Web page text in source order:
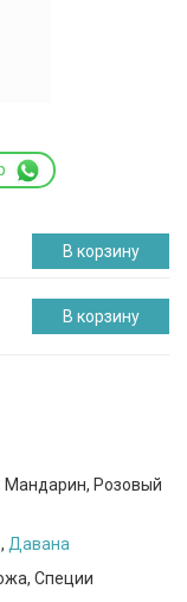
В корзину
В корзину
Мандарин, Розовый
, Давана
Специи